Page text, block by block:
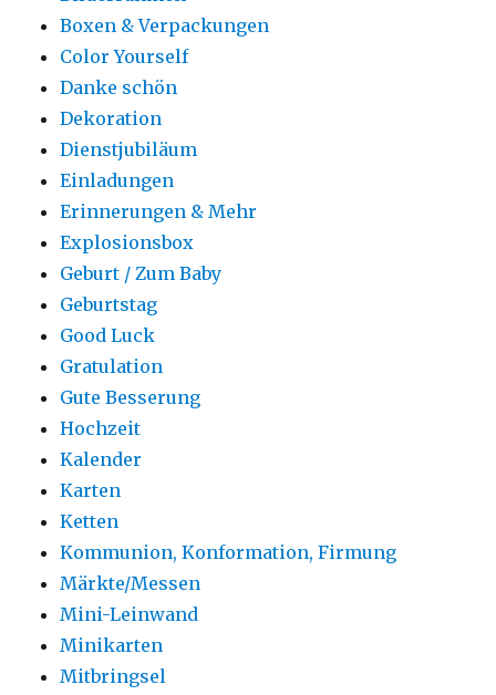
Boxen & Verpackungen
Color Yourself
Danke schön
Dekoration
Dienstjubiläum
Einladungen
Erinnerungen & Mehr
Explosionsbox
Geburt / Zum Baby
Geburtstag
Good Luck
Gratulation
Gute Besserung
Hochzeit
Kalender
Karten
Ketten
Kommunion, Konformation, Firmung
Märkte/Messen
Mini-Leinwand
Minikarten
Mitbringsel